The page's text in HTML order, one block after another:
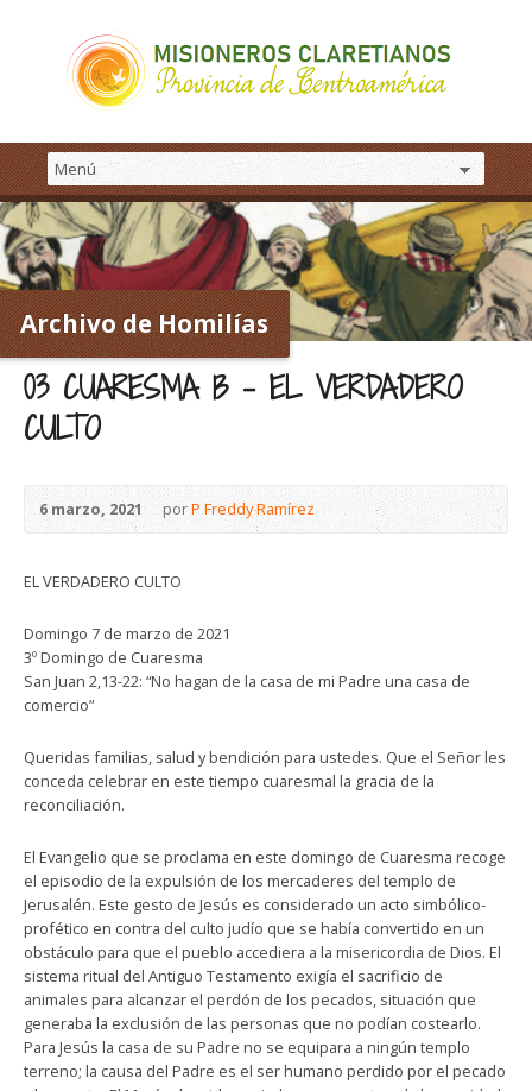
Archivo de Homilías
03 CUARESMA B – EL VERDADERO
CULTO
6 marzo, 2021 porP Freddy Ramírez
EL VERDADERO CULTO
Domingo 7 de marzo de 2021
3º Domingo de Cuaresma
San Juan 2,13-22: “No hagan de la casa de mi Padre una casa de
comercio”
Queridas familias, salud y bendición para ustedes. Que el Señor les
conceda celebrar en este tiempo cuaresmal la gracia de la
reconciliación.
El Evangelio que se proclama en este domingo de Cuaresma recoge
el episodio de la expulsión de los mercaderes del templo de
Jerusalén. Este gesto de Jesús es considerado un acto simbólico-
profético en contra del culto judío que se había convertido en un
obstáculo para que el pueblo accediera a la misericordia de Dios. El
sistema ritual del Antiguo Testamento exigía el sacrificio de
animales para alcanzar el perdón de los pecados, situación que
generaba la exclusión de las personas que no podían costearlo.
Para Jesús la casa de su Padre no se equipara a ningún templo
terreno; la causa del Padre es el ser humano perdido por el pecado